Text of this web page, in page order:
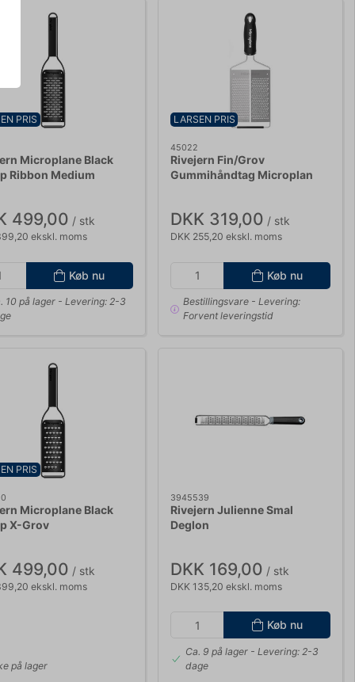
PRIS
Microplane Black
Ribbon Medium
499,00 / stk
ekskl. moms
Køb nu
10 på lager- Levering: 2-3
LARSEN PRIS
45022
Rivejern Fin/Grov
Gummihåndtag Microplan
DKK 319,00 / stk
DKK 255,20 ekskl. moms
Køb nu
Bestillingsvare - Levering:
Forvent leveringstid
PRIS
Microplane Black
X-Grov
499,00 / stk
ekskl. moms
på lager
3945539
Rivejern Julienne Smal
Deglon
DKK 169,00 / stk
DKK 135,20 ekskl. moms
Køb nu
Ca. 9 på lager - Levering: 2-3
dage